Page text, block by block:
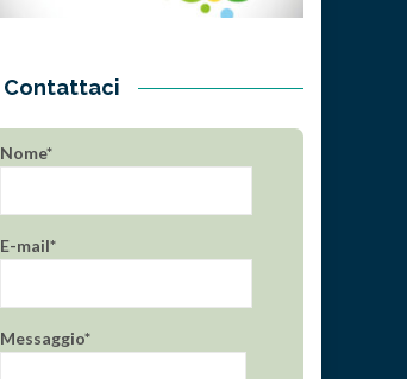
Contattaci
Nome*
E-mail*
Messaggio*